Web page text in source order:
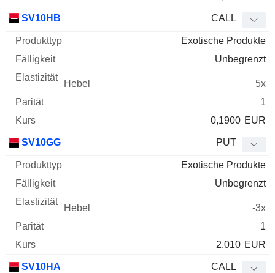
SV10HB CALL
Exotische Produkte
Unbegrenzt
5x
1
0,1900 EUR
SV10GG PUT
Exotische Produkte
Unbegrenzt
-3x
1
2,010 EUR
SV10HA CALL